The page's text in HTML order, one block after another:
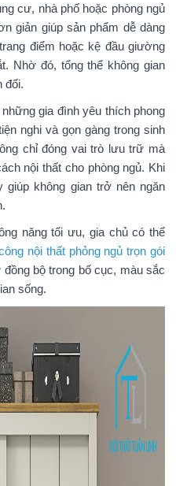
cư, nhà phố hoặc phòng ngủ
giản giúp sản phẩm dễ dàng
điểm hoặc kệ đầu giường
Nhờ đó, tổng thể không gian
đối.
gia đình yêu thích phong
nghi và gọn gàng trong sinh
chỉ đóng vai trò lưu trữ mà
nội thất cho phòng ngủ. Khi
không gian trở nên ngăn
năng tối ưu, gia chủ có thể
nội thất phỏng ngủ trọn gói
bộ trong bố cục, màu sắc
sống.